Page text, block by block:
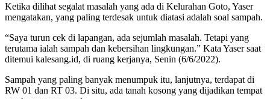
Ketika dilihat segalat masalah yang ada di Kelurahan Goto, Yaser
mengatakan, yang paling terdesak untuk diatasi adalah soal sampah.
“Saya turun cek di lapangan, ada sejumlah masalah. Tetapi yang
terutama ialah sampah dan kebersihan lingkungan.” Kata Yaser saat
ditemui kalesang.id, di ruang kerjanya, Senin (6/6/2022).
Sampah yang paling banyak menumpuk itu, lanjutnya, terdapat di
RW 01 dan RT 03. Di situ, ada tanah kosong yang dijadikan tempat